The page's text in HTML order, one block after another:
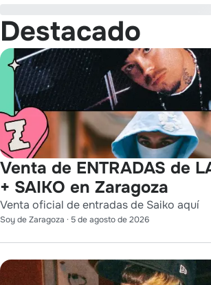
Destacado
Venta de ENTRADAS de
+ SAIKO en Zaragoza
Venta oficial de entradas de Saiko aquí
Soy de Zaragoza · 5 de agosto de 2026